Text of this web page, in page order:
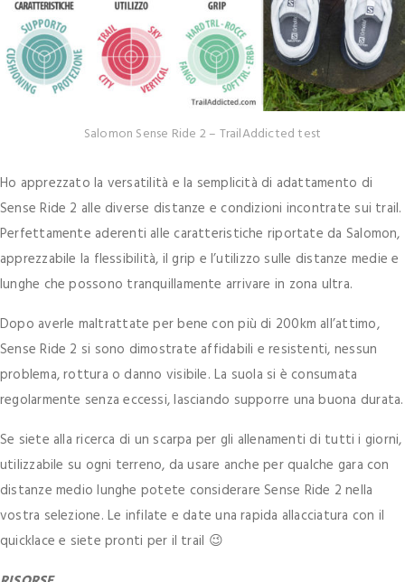
Salomon Sense Ride 2 – TrailAddicted test
Ho apprezzato la versatilità e la semplicità di adattamento di
Sense Ride 2 alle diverse distanze e condizioni incontrate sui trail.
Perfettamente aderenti alle caratteristiche riportate da Salomon,
apprezzabile la flessibilità, il grip e l’utilizzo sulle distanze medie e
lunghe che possono tranquillamente arrivare in zona ultra.
Dopo averle maltrattate per bene con più di 200km all’attimo,
Sense Ride 2 si sono dimostrate affidabili e resistenti, nessun
problema, rottura o danno visibile. La suola si è consumata
regolarmente senza eccessi, lasciando supporre una buona durata.
Se siete alla ricerca di un scarpa per gli allenamenti di tutti i giorni,
utilizzabile su ogni terreno, da usare anche per qualche gara con
distanze medio lunghe potete considerare Sense Ride 2 nella
vostra selezione. Le infilate e date una rapida allacciatura con il
quicklace e siete pronti per il trail 😉